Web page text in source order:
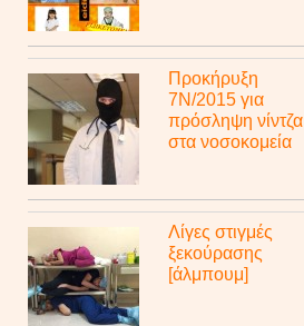
Προκήρυξη
7Ν/2015 για
πρόσληψη νίντζα
στα νοσοκομεία
Λίγες στιγμές
ξεκούρασης
[άλμπουμ]